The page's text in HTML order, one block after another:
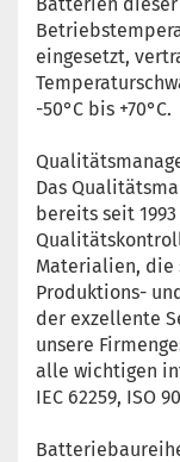
eingesetzt,
-50°C bis +70°C.
Das
bereits seit
Materialien, die
Produktions-
der exzellente
unsere
alle wichtigen
IEC 62259, ISO